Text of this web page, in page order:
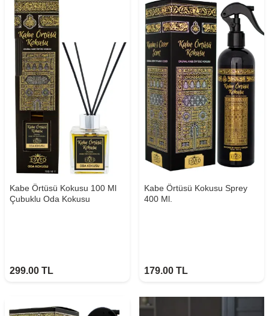
Kabe Örtüsü Kokusu 100 Ml
Çubuklu Oda Kokusu
299.00 TL
Kabe Örtüsü Kokusu Sprey
400 Ml.
179.00 TL